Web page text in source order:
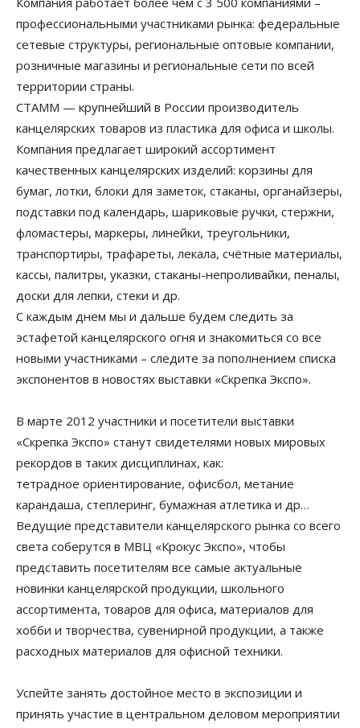
профессиональными участниками рынка: федеральные
сетевые структуры, региональные оптовые компании,
розничные магазины и региональные сети по всей
территории страны.
СТАММ — крупнейший в России производитель
канцелярских товаров из пластика для офиса и школы.
Компания предлагает широкий ассортимент
качественных канцелярских изделий: корзины для
бумаг, лотки, блоки для заметок, стаканы, органайзеры,
подставки под календарь, шариковые ручки, стержни,
фломастеры, маркеры, линейки, треугольники,
транспортиры, трафареты, лекала, счётные материалы,
кассы, палитры, указки, стаканы-непроливайки, пеналы,
доски для лепки, стеки и др.
С каждым днем мы и дальше будем следить за
эстафетой канцелярского огня и знакомиться со все
новыми участниками – следите за пополнением списка
экспонентов в новостях выставки «Скрепка Экспо».
В марте 2012 участники и посетители выставки
«Скрепка Экспо» станут свидетелями новых мировых
рекордов в таких дисциплинах, как:
тетрадное ориентирование, офисбол, метание
карандаша, степлеринг, бумажная атлетика и др…
Ведущие представители канцелярского рынка со всего
света соберутся в МВЦ «Крокус Экспо», чтобы
представить посетителям все самые актуальные
новинки канцелярской продукции, школьного
ассортимента, товаров для офиса, материалов для
хобби и творчества, сувенирной продукции, а также
расходных материалов для офисной техники.
Успейте занять достойное место в экспозиции и
принять участие в центральном деловом мероприятии